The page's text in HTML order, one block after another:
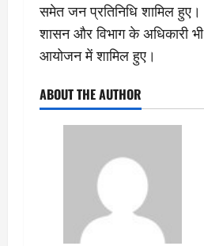
समेत जन प्रतिनिधि शामिल हुए।
शासन और विभाग के अधिकारी भी
आयोजन में शामिल हुए।
ABOUT THE AUTHOR